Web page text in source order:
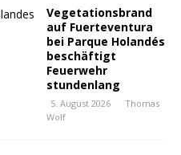
Vegetationsbrand
auf Fuerteventura
bei Parque Holandés
beschäftigt
Feuerwehr
stundenlang
5. August 2026
Thomas
Wolf